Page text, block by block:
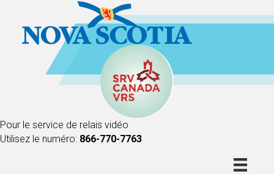
Pour le service de relais vidéo
Utilisez le numéro: 866-770-7763